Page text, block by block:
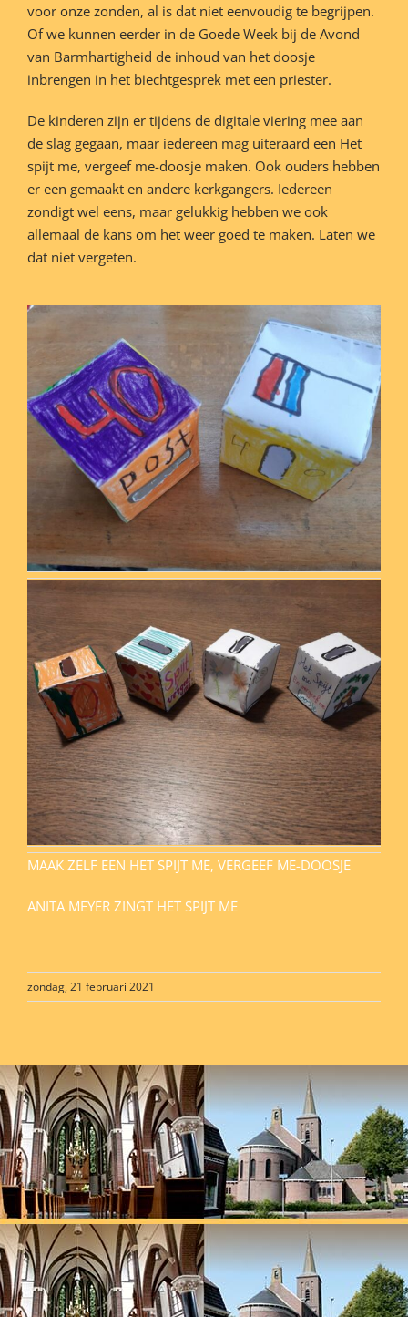
voor onze zonden, al is dat niet eenvoudig te begrijpen.
Of we kunnen eerder in de Goede Week bij de Avond
van Barmhartigheid de inhoud van het doosje
inbrengen in het biechtgesprek met een priester.
De kinderen zijn er tijdens de digitale viering mee aan
de slag gegaan, maar iedereen mag uiteraard een Het
spijt me, vergeef me-doosje maken. Ook ouders hebben
er een gemaakt en andere kerkgangers. Iedereen
zondigt wel eens, maar gelukkig hebben we ook
allemaal de kans om het weer goed te maken. Laten we
dat niet vergeten.
MAAK ZELF EEN HET SPIJT ME, VERGEEF ME-DOOSJE
ANITA MEYER ZINGT HET SPIJT ME
zondag, 21 februari 2021